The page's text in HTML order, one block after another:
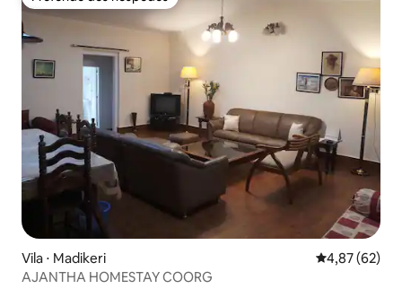
Preferido dos hóspedes
Vila ⋅ Madikeri 4,87 de uma
4,87 (62)
AJANTHA HOMESTAY COORG